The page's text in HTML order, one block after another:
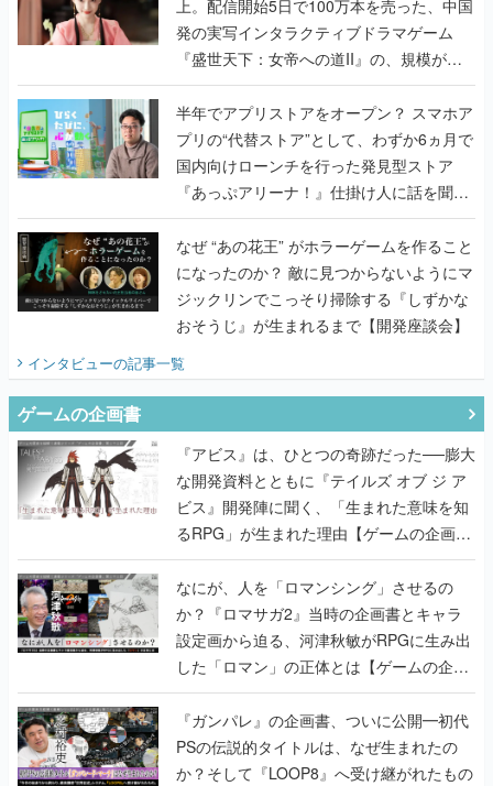
上。配信開始5日で100万本を売った、中国
発の実写インタラクティブドラマゲーム
『盛世天下：女帝への道II』の、規模が違
うこだわりをプロデューサーに聞いた
半年でアプリストアをオープン？ スマホア
プリの“代替ストア”として、わずか6ヵ月で
国内向けローンチを行った発見型ストア
『あっぷアリーナ！』仕掛け人に話を聞い
てみた
なぜ “あの花王” がホラーゲームを作ること
になったのか？ 敵に見つからないようにマ
ジックリンでこっそり掃除する『しずかな
おそうじ』が生まれるまで【開発座談会】
インタビューの記事一覧
ゲームの企画書
『アビス』は、ひとつの奇跡だった──膨大
な開発資料とともに『テイルズ オブ ジ ア
ビス』開発陣に聞く、「生まれた意味を知
るRPG」が生まれた理由【ゲームの企画
書】
なにが、人を「ロマンシング」させるの
か？『ロマサガ2』当時の企画書とキャラ
設定画から迫る、河津秋敏がRPGに生み出
した「ロマン」の正体とは【ゲームの企画
書】
『ガンパレ』の企画書、ついに公開━初代
PSの伝説的タイトルは、なぜ生まれたの
か？そして『LOOP8』へ受け継がれたもの